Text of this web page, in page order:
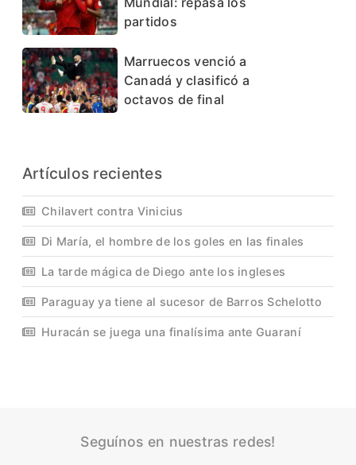
partidos
Marruecos venció a
Canadá y clasificó a
octavos de final
Artículos recientes
Chilavert contra Vinicius
Di María, el hombre de los goles en las finales
La tarde mágica de Diego ante los ingleses
Paraguay ya tiene al sucesor de Barros Schelotto
Huracán se juega una finalísima ante Guaraní
Seguínos en nuestras redes!